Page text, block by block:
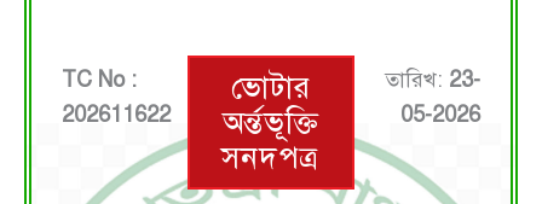
TC No :
202611622
ভোটার
অর্ন্তভূক্তি
সনদপত্র
তারিখ: 23-
05-2026